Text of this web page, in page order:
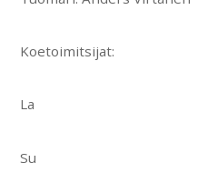
Koetoimitsijat:
La
Su